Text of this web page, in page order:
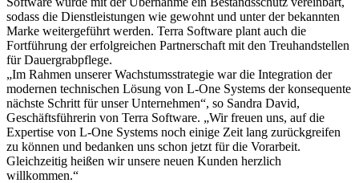
sodass die Dienstleistungen wie gewohnt und unter der bekannten
Marke weitergeführt werden. Terra Software plant auch die
Fortführung der erfolgreichen Partnerschaft mit den Treuhandstellen
für Dauergrabpflege.
„Im Rahmen unserer Wachstumsstrategie war die Integration der
modernen technischen Lösung von L-One Systems der konsequente
nächste Schritt für unser Unternehmen“, so Sandra David,
Geschäftsführerin von Terra Software. „Wir freuen uns, auf die
Expertise von L-One Systems noch einige Zeit lang zurückgreifen
zu können und bedanken uns schon jetzt für die Vorarbeit.
Gleichzeitig heißen wir unsere neuen Kunden herzlich
willkommen.“